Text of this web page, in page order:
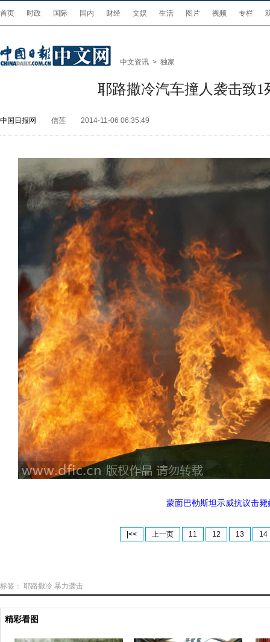
首页 时政 国际 国内 财经 文娱 生活 图片 视频 专栏
中文资讯 > 独家
耶路撒冷汽车撞人袭击致
中国日报网 信莲 2014-11-06 06:35:49
蒙面巴勒斯坦示威抗议击
|<< 上一页 11 12 13 14
标签： 耶路撒冷 暴力袭击
精彩看图